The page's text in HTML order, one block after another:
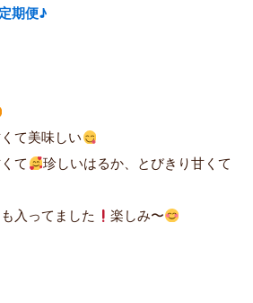
期便♪
て美味しい
て
珍しいはるか、とびきり甘くて
入ってました
楽しみ〜